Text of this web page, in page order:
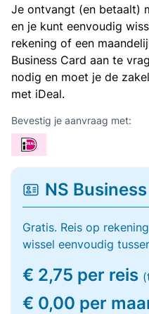
Je ontvangt (en betaalt)
en je kunt eenvoudig
rekening of een
Business Card aan te
nodig en moet je de
met iDeal.
Bevestig je aanvraag met:
NS
Gratis. Reis op
wissel eenvoudig
€ 2,75 per reis
€ 0,00 per